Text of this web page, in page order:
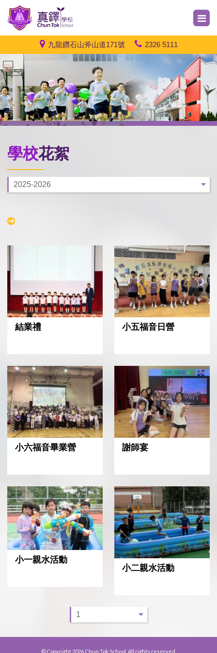
九龍鑽石山斧山道171號 2326 5111
學校花絮
結業禮 小五福音日營
小六福音畢業營 謝師宴
小一親水活動
小二親水活動
© Copyright 2026 Chun Tok School. All rights reserved.